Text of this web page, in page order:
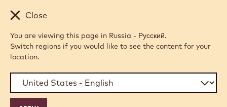
Skip to main content
Close
You are viewing this page in Russia - Русский.
Switch regions if you would like to see the content for your
location.